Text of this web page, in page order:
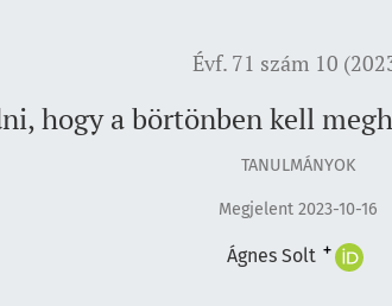
Évf. 71 szám 10
hogy a börtönben kell
TANULMÁNYOK
Megjelent 2023-10-16
Ágnes Solt +